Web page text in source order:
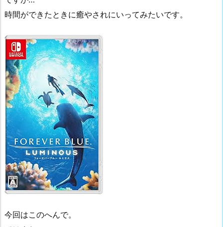
時間ができたときに癒やされにいってみたいです。
今回はこのへんで。